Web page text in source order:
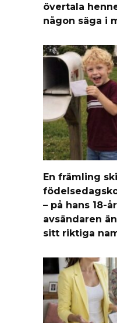
övertala
någon säga i
En främling
– på hans 18-
avsändaren
sitt riktiga